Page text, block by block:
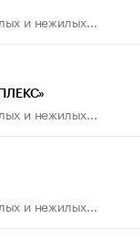
и нежилых...
и нежилых...
и нежилых...